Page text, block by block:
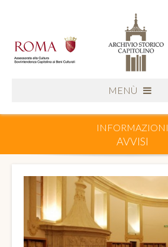
MENÙ
INFORMAZIONI
AVVISI